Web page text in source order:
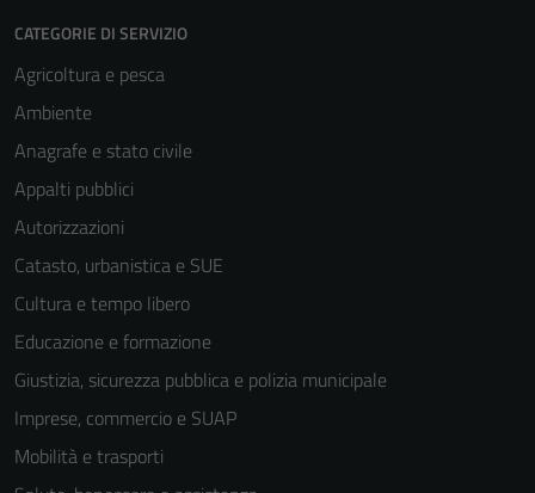
CATEGORIE DI SERVIZIO
Agricoltura e pesca
Ambiente
Anagrafe e stato civile
Appalti pubblici
Autorizzazioni
Catasto, urbanistica e SUE
Cultura e tempo libero
Educazione e formazione
Giustizia, sicurezza pubblica e polizia municipale
Imprese, commercio e SUAP
Mobilità e trasporti